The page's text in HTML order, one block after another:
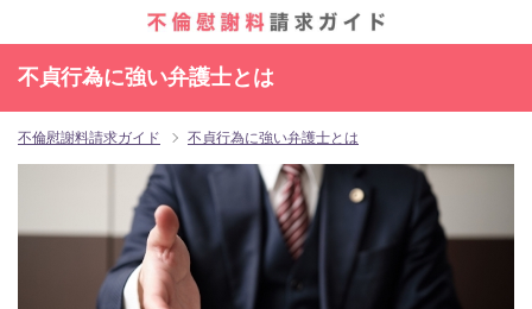
不貞行為に強い弁護士とは
不倫慰謝料請求ガイド 不貞行為に強い弁護士とは